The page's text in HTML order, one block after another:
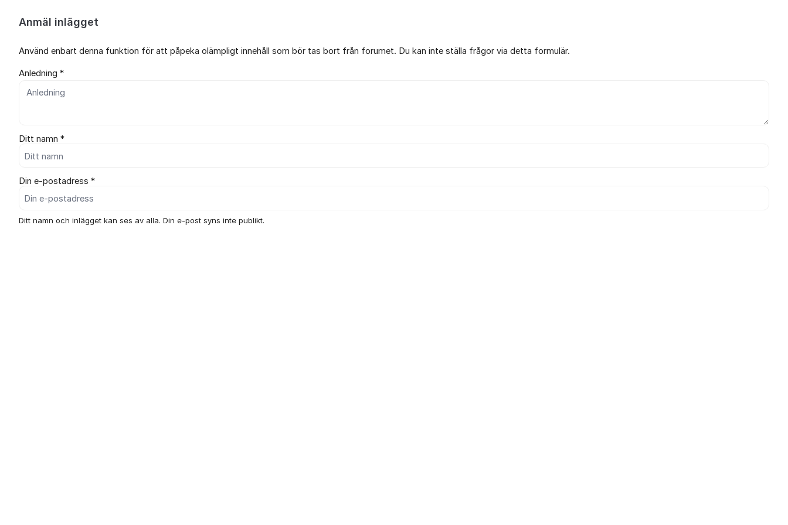
Anmäl inlägget
Använd enbart denna funktion för att påpeka olämpligt innehåll som bör tas bort från forumet. Du kan inte ställa frågor via detta formulär.
Anledning *
Ditt namn *
Din e-postadress *
Ditt namn och inlägget kan ses av alla. Din e-post syns inte publikt.